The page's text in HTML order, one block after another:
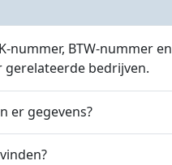
nummer, BTW-nummer
bedrijven.
er gegevens?